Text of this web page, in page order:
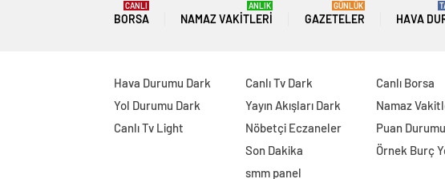
BORSA
CANLI
NAMAZ VAKITLERI
ANLIK
GAZETELER
GÜNLÜK
HAVA
Hava Durumu Dark
Yol Durumu Dark
Canlı Tv Light
Canlı Tv Dark
Yayın Akışları Dark
Nöbetçi Eczaneler
Son Dakika
smm panel
Canlı Borsa
Namaz
Puan Durumu
Örnek Burç